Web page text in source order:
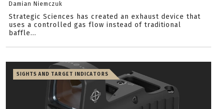
Damian Niemczuk
Strategic Sciences has created an exhaust device that
uses a controlled gas flow instead of traditional
baffle...
SIGHTS AND TARGET INDICATORS